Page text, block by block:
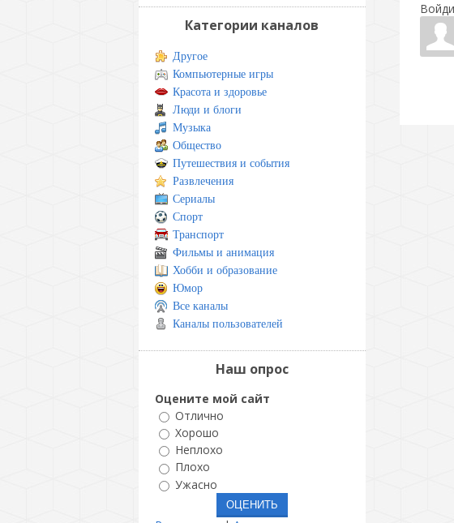
Категории каналов
Другое
Компьютерные игры
Красота и здоровье
Люди и блоги
Музыка
Общество
Путешествия и события
Развлечения
Сериалы
Спорт
Транспорт
Фильмы и анимация
Хобби и образование
Юмор
Все каналы
Каналы пользователей
Наш опрос
Оцените мой сайт
Отлично
Хорошо
Неплохо
Плохо
Ужасно